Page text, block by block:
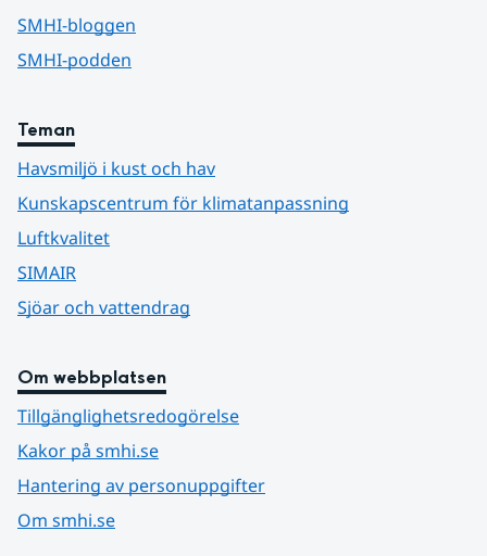
SMHI-bloggen
SMHI-podden
Teman
Havsmiljö i kust och hav
Kunskapscentrum för klimatanpassning
Luftkvalitet
SIMAIR
Sjöar och vattendrag
Om webbplatsen
Tillgänglighetsredogörelse
Kakor på smhi.se
Hantering av personuppgifter
Om smhi.se